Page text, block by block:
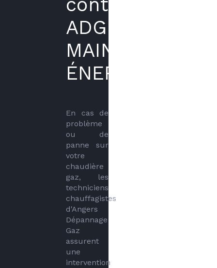
contactez
ADG
MAINTENANCE
ÉNERGÉTIQUE
En cas de
problème
ou de
panne sur
votre
chaudière
gaz, les
techniciens
chauffagistes
d'Angers
Dépannage
Gaz
assurent
une
intervention